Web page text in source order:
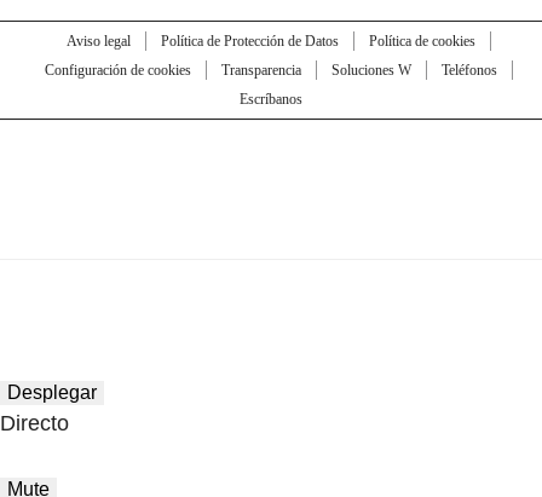
Aviso legal Política de Protección de Datos
Política de cookies
Configuración de cookies
Transparencia Soluciones W
Teléfonos
Escríbanos
Desplegar
Directo
Mute